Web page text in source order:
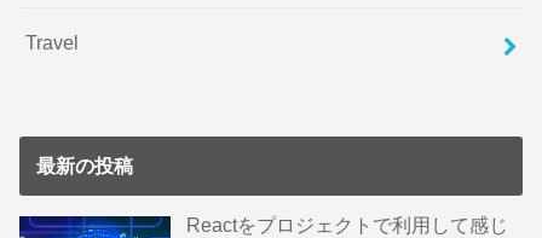
Travel
最新の投稿
Reactをプロジェクトで利用して感じ